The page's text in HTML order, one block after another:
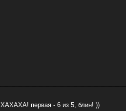
ХАХАХА! первая - 6 из 5, блин! ))